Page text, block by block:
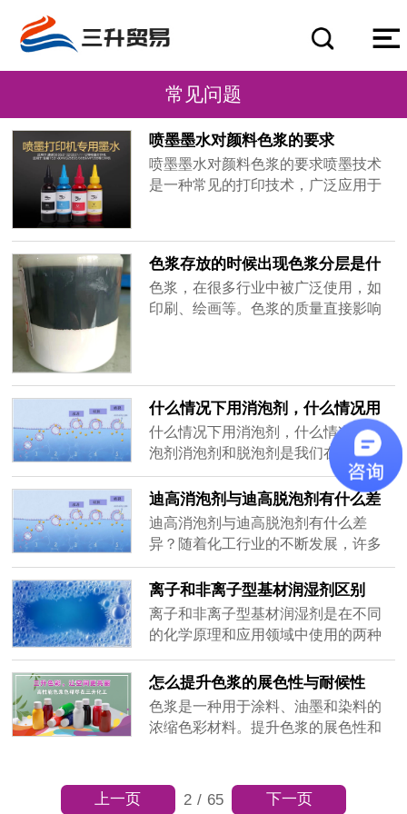
常见问题
喷墨墨水对颜料色浆的要求
喷墨墨水对颜料色浆的要求喷墨技术
是一种常见的打印技术，广泛应用于
求非常高。首先，喷墨墨水对颜料色
浆的色彩鲜艳度有较高要求。在打印
过程中，墨水需要能够准确还原所需
色浆存放的时候出现色浆分层是什
么原因
色浆，在很多行业中被广泛使用，如
印刷、绘画等。色浆的质量直接影响
么会出现色浆分层呢？下面我们来一
起探究一下这个问题。色浆分层现象
是指色浆中含有的颜料、辅助剂等成
分在储......
什么情况下用消泡剂，什么情况用
脱泡剂
什么情况下用消泡剂，什么情况用脱
泡剂消泡剂和脱泡剂是我们在日常生
活和工业生产中经常使用的化学剂。
它们在不同情况下具有不同的作用和
用途。消泡剂是一种可以有效降低液
体表面张力和抑制气泡形成的物质，
形成的气泡的物质。首先，让我们来
看看什么情况下需要使用消泡剂。液
体中的......
迪高消泡剂与迪高脱泡剂有什么差
异？
迪高消泡剂与迪高脱泡剂有什么差
异？随着化工行业的不断发展，许多
化学剂被广泛应用于不同的生产过程
中。其中，消泡剂和脱泡剂是两种常
见的化学剂，它们在处理气泡和泡沫
方面具有重要的作用。迪高消泡剂和
控制泡沫和气泡产生的剂型，但它们
之间有一......
离子和非离子型基材润湿剂区别
离子和非离子型基材润湿剂是在不同
的化学原理和应用领域中使用的两种
特的特性和应用效果。让我们来看看
它们之间的区别吧！首先，我们来了
解一下离子型基材润湿剂。离子型基
材润湿剂是一种带有电荷的分子，由
互作用，......
怎么提升色浆的展色性与耐候性
色浆是一种用于涂料、油墨和染料的
浓缩色彩材料。提升色浆的展色性和
刷过程中能够准确还原所需要的颜
色，耐候性则指色浆所展现出的颜色
2 / 65
上一页 下一页